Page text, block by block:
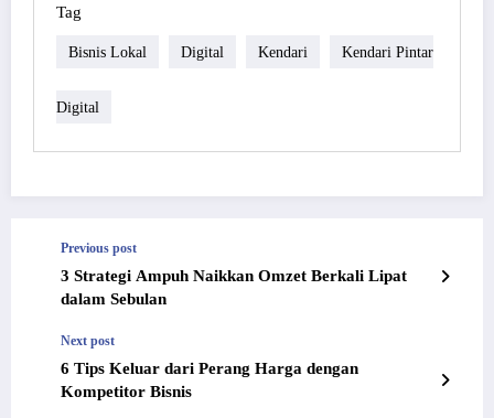
Tag
Bisnis Lokal Digital Kendari Kendari Pintar
Digital
Previous post
3 Strategi Ampuh Naikkan Omzet Berkali Lipat
dalam Sebulan
Next post
6 Tips Keluar dari Perang Harga dengan
Kompetitor Bisnis